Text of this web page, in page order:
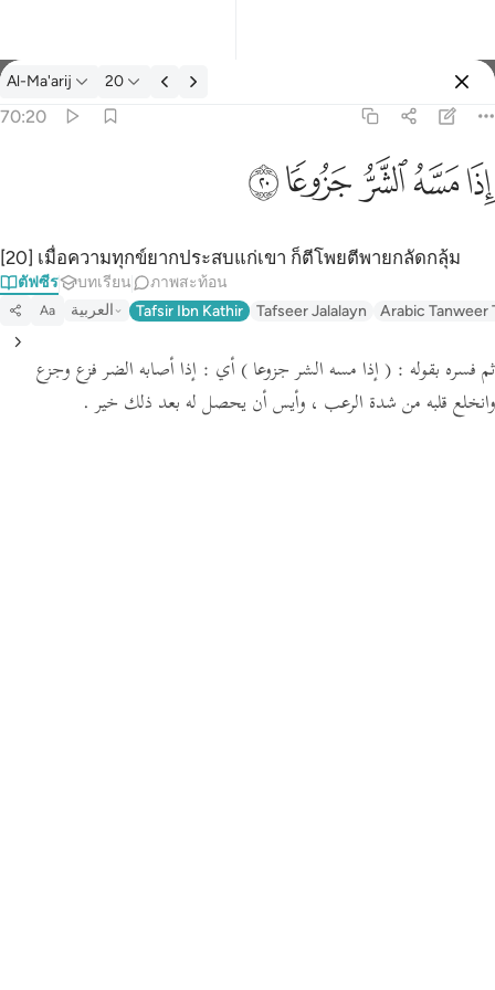
ตัฟซีร: Al-Ma'arij 70:20
Al-Ma'arij 20
70:20
ﱰﱱﱲﱳﱴ
[20] เมื่อความทุกข์ยากประสบแก่เขา ก็ตีโพยตีพายกลัดกลุ้ม
ตัฟซีร บทเรียน ภาพสะท้อน
Aa العربية Tafsir Ibn Kathir Tafseer Jalalayn Arabic Tanweer
ثم فسره بقوله : ( إذا مسه الشر جزوعا ) أي : إذا أصابه الضر فزع وجزع
وانخلع قلبه من شدة الرعب ، وأيس أن يحصل له بعد ذلك خير .